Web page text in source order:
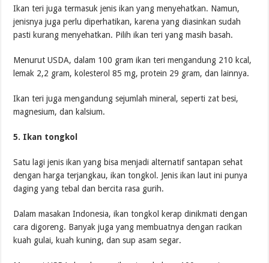
Ikan teri juga termasuk jenis ikan yang menyehatkan. Namun,
jenisnya juga perlu diperhatikan, karena yang diasinkan sudah
pasti kurang menyehatkan. Pilih ikan teri yang masih basah.
Menurut USDA, dalam 100 gram ikan teri mengandung 210 kcal,
lemak 2,2 gram, kolesterol 85 mg, protein 29 gram, dan lainnya.
Ikan teri juga mengandung sejumlah mineral, seperti zat besi,
magnesium, dan kalsium.
5. Ikan tongkol
Satu lagi jenis ikan yang bisa menjadi alternatif santapan sehat
dengan harga terjangkau, ikan tongkol. Jenis ikan laut ini punya
daging yang tebal dan bercita rasa gurih.
Dalam masakan Indonesia, ikan tongkol kerap dinikmati dengan
cara digoreng. Banyak juga yang membuatnya dengan racikan
kuah gulai, kuah kuning, dan sup asam segar.